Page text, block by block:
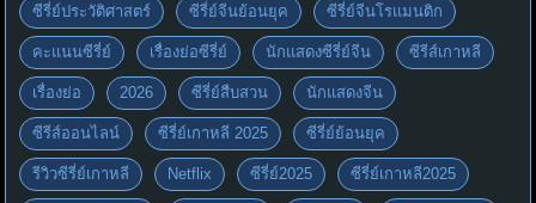
ซีรี่ย์ประวัติศาสตร์ ซีรี่ย์จีนย้อนยุค ซีรี่ย์จีนโรแมนติก
คะแนนซีรี่ย์ เรื่องย่อซีรี่ย์ นักแสดงซีรี่ย์จีน ซีรีส์เกาหลี
เรื่องย่อ 2026 ซีรี่ย์สืบสวน นักแสดงจีน
ซีรีส์ออนไลน์ ซีรี่ย์เกาหลี 2025 ซีรี่ย์ย้อนยุค
รีวิวซีรี่ย์เกาหลี Netflix ซีรี่ย์2025 ซีรี่ย์เกาหลี2025